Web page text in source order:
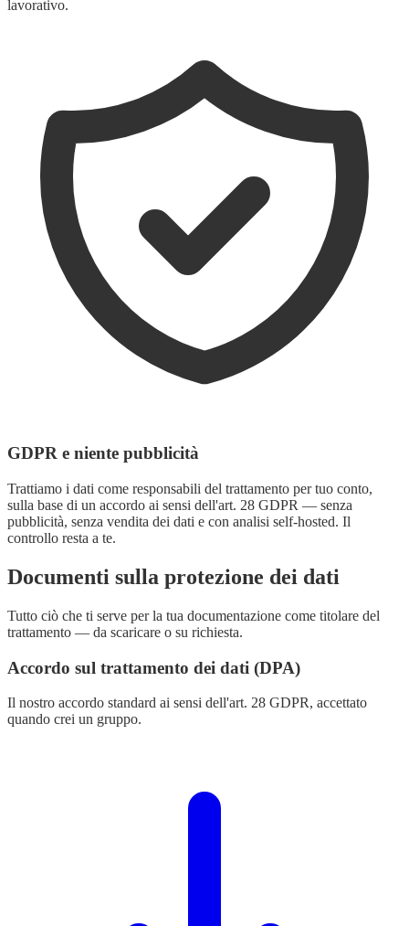
lavorativo.
GDPR e niente pubblicità
Trattiamo i dati come responsabili del trattamento per tuo conto,
sulla base di un accordo ai sensi dell'art. 28 GDPR — senza
pubblicità, senza vendita dei dati e con analisi self-hosted. Il
controllo resta a te.
Documenti sulla protezione dei dati
Tutto ciò che ti serve per la tua documentazione come titolare del
trattamento — da scaricare o su richiesta.
Accordo sul trattamento dei dati (DPA)
Il nostro accordo standard ai sensi dell'art. 28 GDPR, accettato
quando crei un gruppo.